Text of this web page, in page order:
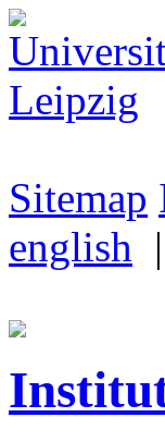
Sitemap
english |